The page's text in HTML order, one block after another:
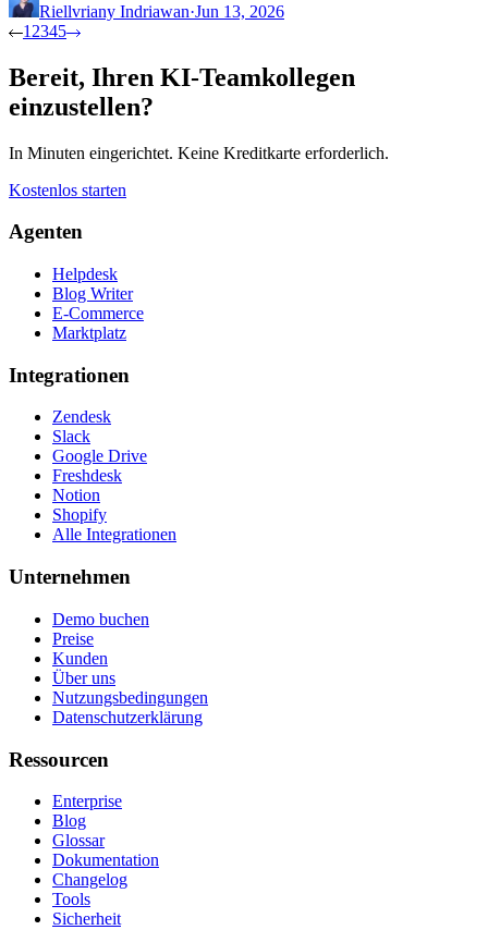
Riellvriany Indriawan·Jun 13, 2026
1 2345
Bereit, Ihren KI-Teamkollegen
einzustellen?
In Minuten eingerichtet. Keine Kreditkarte erforderlich.
Kostenlos starten
Agenten
Helpdesk
Blog Writer
E-Commerce
Marktplatz
Integrationen
Zendesk
Slack
Google Drive
Freshdesk
Notion
Shopify
Alle Integrationen
Unternehmen
Demo buchen
Preise
Kunden
Über uns
Nutzungsbedingungen
Datenschutzerklärung
Ressourcen
Enterprise
Blog
Glossar
Dokumentation
Changelog
Tools
Sicherheit